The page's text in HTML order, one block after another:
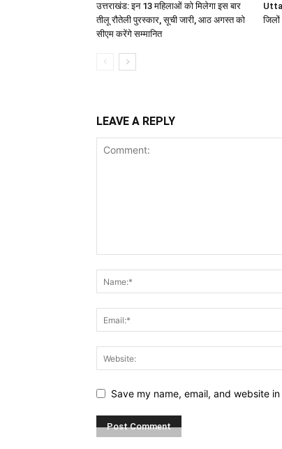
उत्तराखंड: इन 13 महिलाओं को मिलेगा इस बार
तीलू रौतेली पुरस्कार, सूची जारी, आठ अगस्त को
सीएम करेंगे सम्मानित
जिलों
LEAVE A REPLY
Save my name, email, and website